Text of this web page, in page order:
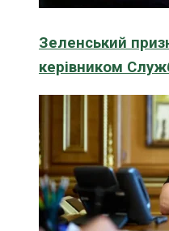
Зеленський
керівником